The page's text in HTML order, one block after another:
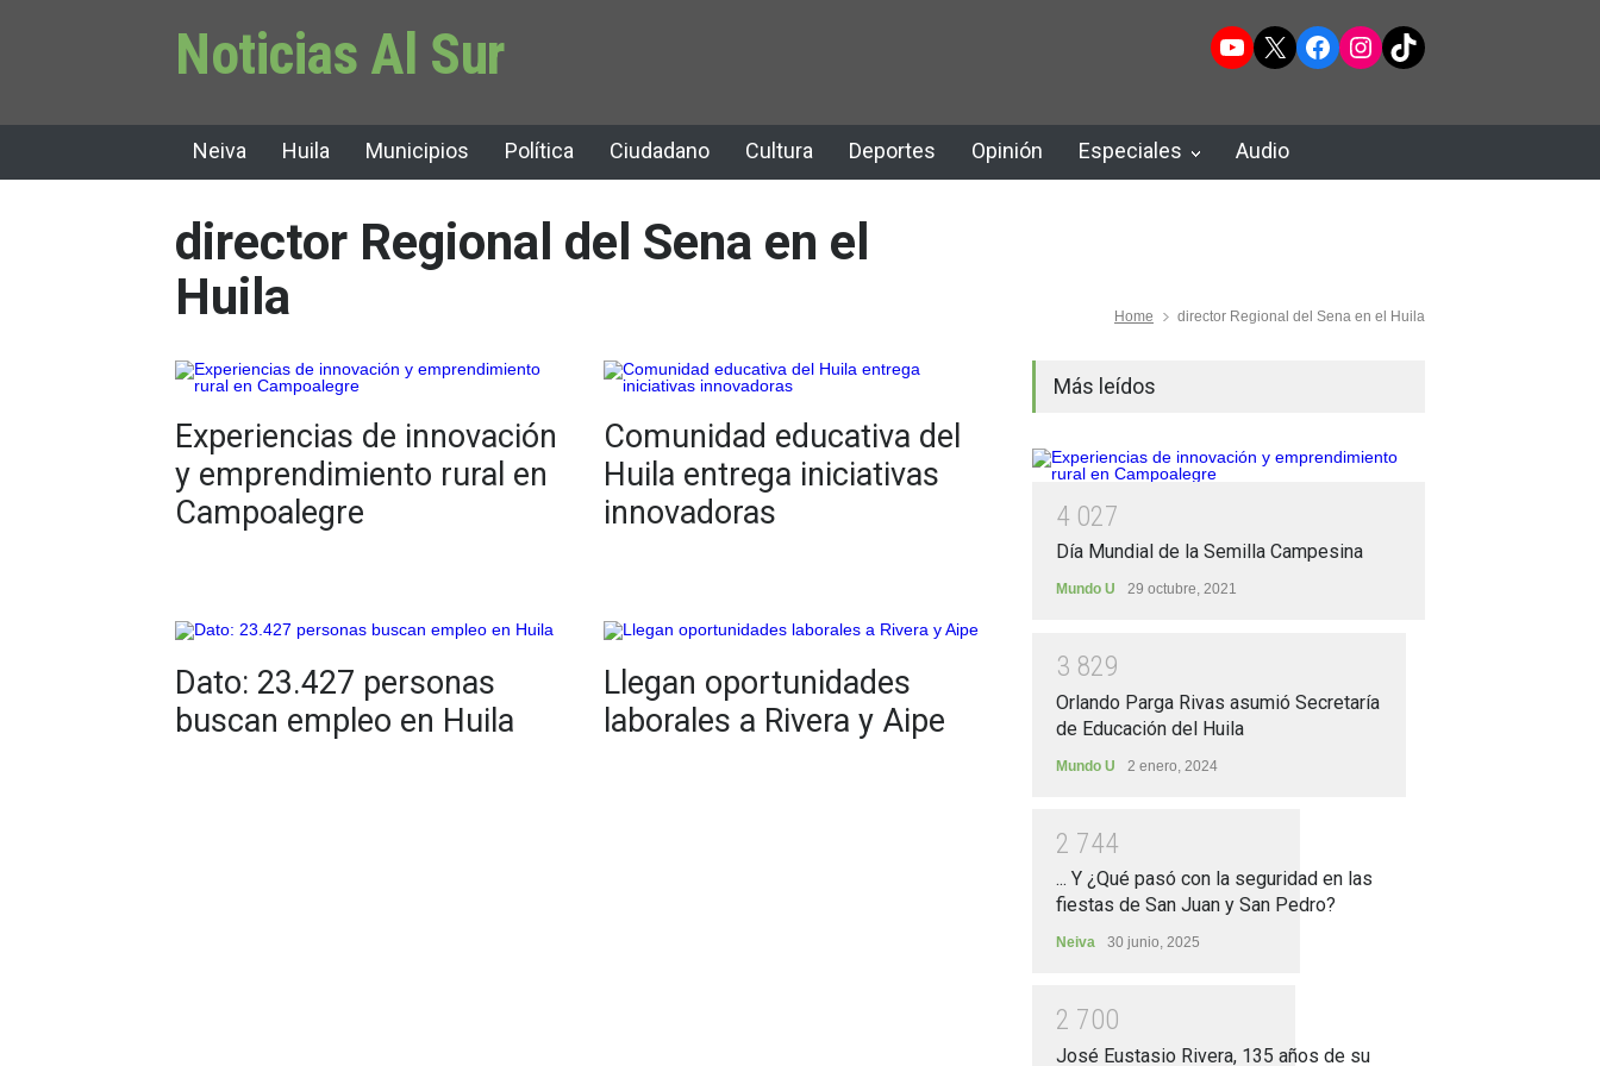
Noticias Al Sur YouTube
X Facebook
Instagram
TikTok
Neiva Huila Municipios Política Ciudadano Cultura Deportes Opinión Especiales Audio
director Regional del Sena en el
Huila
Home director Regional del Sena en el Huila
Experiencias de innovación
y emprendimiento rural en
Campoalegre
Dato: 23.427 personas
buscan empleo en Huila
Comunidad educativa del
Huila entrega iniciativas
innovadoras
Llegan oportunidades
laborales a Rivera y Aipe
Más leídos
4 027
Día Mundial de la Semilla Campesina
Mundo U 29 octubre, 2021
3 829
Orlando Parga Rivas asumió Secretaría
de Educación del Huila
Mundo U 2 enero, 2024
2 744
... Y ¿Qué pasó con la seguridad en las
fiestas de San Juan y San Pedro?
Neiva 30 junio, 2025
2 700
José Eustasio Rivera, 135 años de su